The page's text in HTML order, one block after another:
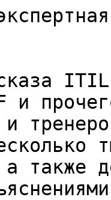
и
и
также